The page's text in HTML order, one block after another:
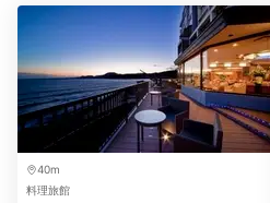
※設備・アメニティは、確認が取れてい
40m
料理旅館